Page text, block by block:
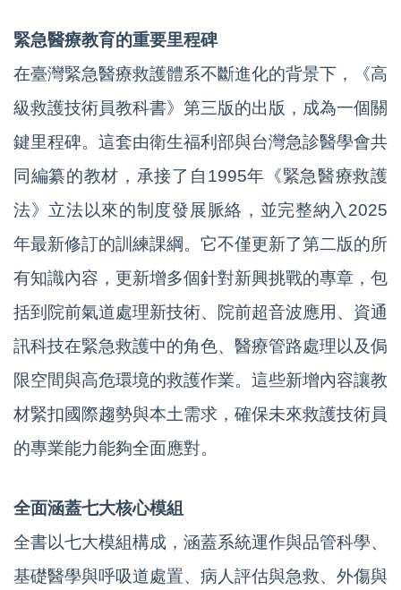
緊急醫療教育的重要里程碑
在臺灣緊急醫療救護體系不斷進化的背景下，《高
級救護技術員教科書》第三版的出版，成為一個關
鍵里程碑。這套由衛生福利部與台灣急診醫學會共
同編纂的教材，承接了自1995年《緊急醫療救護
法》立法以來的制度發展脈絡，並完整納入2025
年最新修訂的訓練課綱。它不僅更新了第二版的所
有知識內容，更新增多個針對新興挑戰的專章，包
括到院前氣道處理新技術、院前超音波應用、資通
訊科技在緊急救護中的角色、醫療管路處理以及侷
限空間與高危環境的救護作業。這些新增內容讓教
材緊扣國際趨勢與本土需求，確保未來救護技術員
的專業能力能夠全面應對。
全面涵蓋七大核心模組
全書以七大模組構成，涵蓋系統運作與品管科學、
基礎醫學與呼吸道處置、病人評估與急救、外傷與